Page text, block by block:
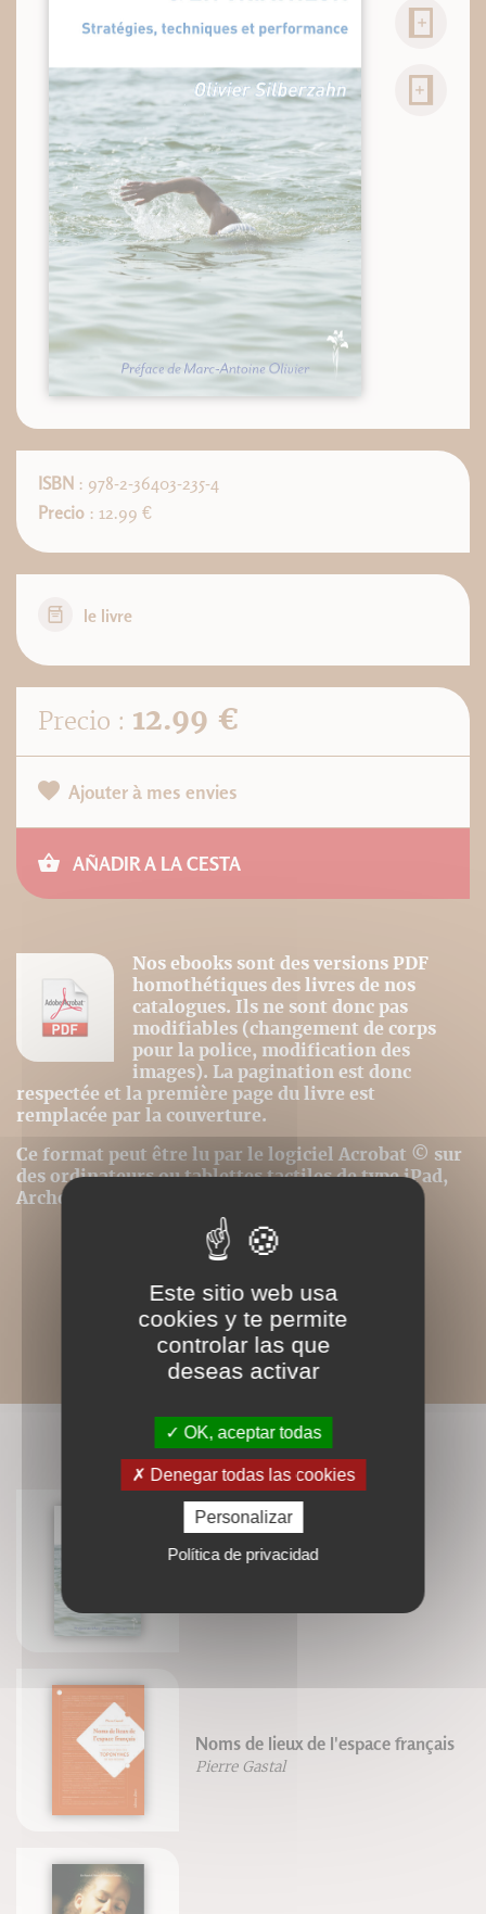
ISBN : 978-2-36403-235-4
Precio : 12.99 €
le livre
Precio : 12.99 €
Ajouter à mes envies
AÑADIR A LA CESTA
Nos ebooks sont des versions PDF
homothétiques des livres de nos
catalogues. Ils ne sont donc pas
modifiables (changement de corps
pour la police, modification des
images). La pagination est donc
respectée et la première page du livre est
remplacée par la couverture.
Ce format peut être lu par le logiciel Acrobat © sur
des ordinateurs ou tablettes tactiles de type iPad,
Archos, Asus ou autres.
LIVRES ASSOCIÉS
Nager en eaux libres et en
Noms de lieux de l'espace français
Pierre Gastal
Este sitio web usa
cookies y te permite
controlar las que
deseas activar
OK, aceptar todas
Denegar todas las cookies
Personalizar
Política de privacidad